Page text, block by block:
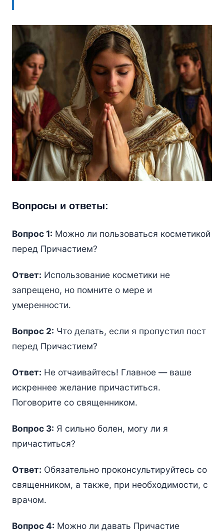
Вопросы и ответы:
Вопрос 1: Можно ли пользоваться косметикой
перед Причастием?
Ответ: Использование косметики не
запрещено, но помните о мере и
умеренности.
Вопрос 2: Что делать, если я пропустил пост
перед Причастием?
Ответ: Не отчаивайтесь! Главное — ваше
искреннее желание причаститься.
Поговорите со священником.
Вопрос 3: Я сильно болен, могу ли я
причаститься?
Ответ: Обязательно проконсультируйтесь со
священником, а также, при необходимости, с
врачом.
Вопрос 4: Можно ли давать Причастие